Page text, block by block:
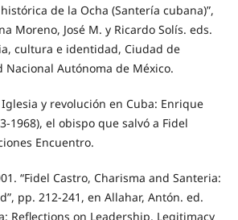
de la Ocha (Santería cubana)”,
Moreno, José M. y Ricardo Solís. eds.
cultura e identidad, Ciudad de
Nacional Autónoma de México.
y revolución en Cuba: Enrique
1968), el obispo que salvó a Fidel
Encuentro.
“Fidel Castro, Charisma and Santeria:
pp. 212-241, en Allahar, Antón. ed.
Reflections on Leadership, Legitimacy